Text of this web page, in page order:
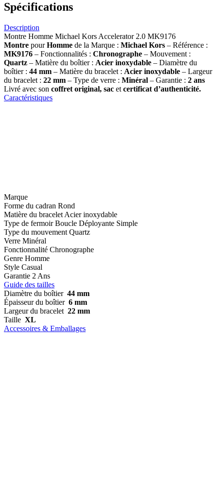
Spécifications
Description
Montre Homme Michael Kors Accelerator 2.0 MK9176
Montre pourHomme de la Marque : Michael Kors – Référence :
MK9176 – Fonctionnalités : Chronographe – Mouvement :
Quartz – Matière du boîtier : Acier inoxydable – Diamètre du
boîtier : 44 mm – Matière du bracelet : Acier inoxydable – Largeur
du bracelet : 22 mm – Type de verre : Minéral – Garantie : 2 ans
Livré avec son coffret original, sac et certificat d’authenticité.
Caractéristiques
Marque
Forme du cadran Rond
Matière du bracelet Acier inoxydable
Type de fermoir Boucle Déployante Simple
Type du mouvement Quartz
Verre Minéral
Fonctionnalité Chronographe
Genre Homme
Style Casual
Garantie 2 Ans
Guide des tailles
Diamètre du boîtier 44 mm
Épaisseur du boîtier 6 mm
Largeur du bracelet 22 mm
Taille XL
Accessoires & Emballages